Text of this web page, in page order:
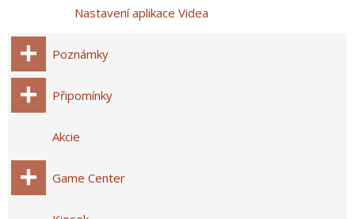
Nastavení aplikace Videa
Poznámky
Připomínky
Akcie
Game Center